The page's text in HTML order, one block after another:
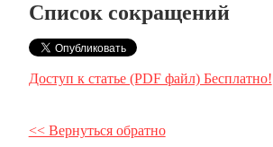
Список сокращений
Доступ к статье (PDF файл) Бесплатно!
<< Вернуться обратно